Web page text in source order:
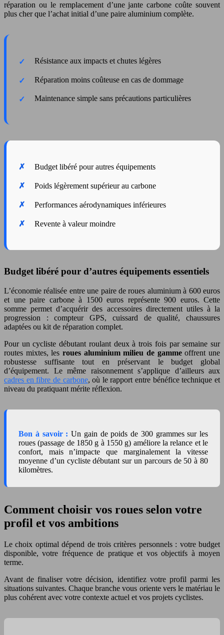
réparation ou le remplacement d’une jante carbone coûte souvent
plus cher que l’achat initial d’une paire aluminium complète.
Résistance aux impacts et chutes légères
Réparation moins coûteuse en cas de dommage
Maintenance simple sans précautions particulières
Budget libéré pour autres équipements
Poids légèrement supérieur au carbone
Performances aérodynamiques inférieures
Revente à valeur moindre
Budget libéré pour d’autres équipements essentiels
L’économie réalisée entre une paire de roues aluminium à 600 euros
et une paire carbone à 1500 euros représente 900 euros. Cette
somme permet d’acquérir des accessoires directement utiles à la
progression : compteur GPS, cuissard de qualité, chaussures
adaptées ou kit de réparation complet.
Pour un cycliste débutant roulant deux à trois fois par semaine sur
routes mixtes, les roues aluminium milieu de gammeoffrent une
robustesse suffisante tout en préservant le budget global
d’équipement. Le même raisonnement s’applique d’ailleurs aux
cadres en fibre de carbone, où le rapport entre bénéfice technique et
niveau du pratiquant mérite réflexion.
Bon à savoir : Un gain de poids de 300 grammes sur les
roues (passage de 1850 g à 1550 g) améliore la relance et le
confort, mais n’impacte que marginalement la vitesse
moyenne d’un cycliste débutant sur un parcours de 50 à 80
kilomètres.
Comment choisir vos roues selon votre
profil et vos ambitions
Le choix optimal dépend de trois critères personnels : votre budget
disponible, votre fréquence de pratique et vos objectifs à moyen
terme.
Avant de finaliser votre décision, identifiez votre profil parmi les
situations suivantes. Chaque branche vous oriente vers le matériau le
plus cohérent avec votre contexte actuel et vos projets cyclistes.